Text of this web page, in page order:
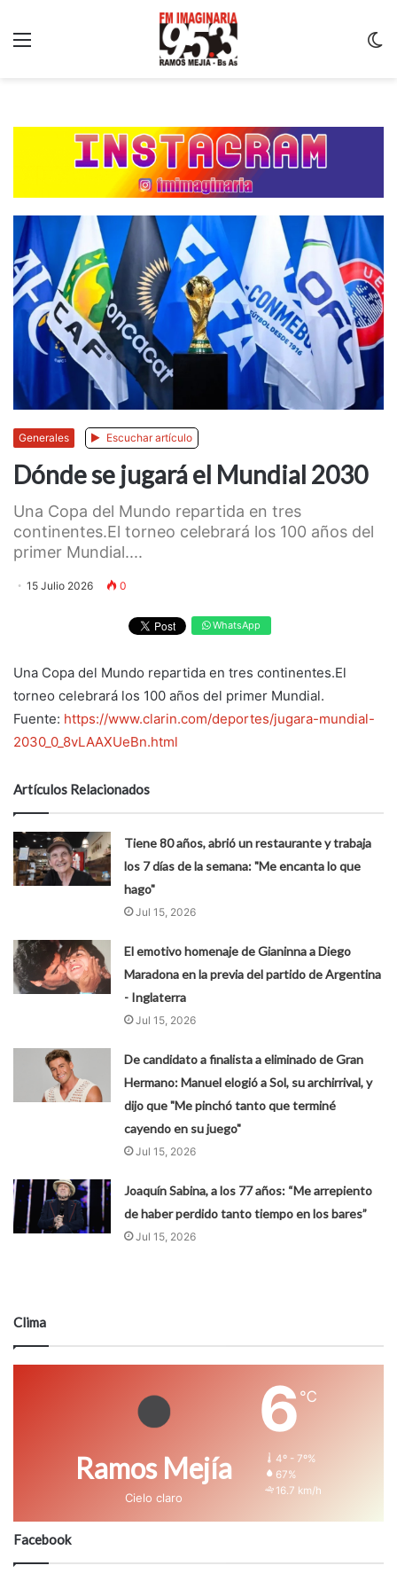
Generales Escuchar artículo
Dónde se jugará el Mundial 2030
Una Copa del Mundo repartida en tres
continentes.El torneo celebrará los 100 años del
primer Mundial....
15 Julio 2026 0
WhatsApp
Una Copa del Mundo repartida en tres continentes.El
torneo celebrará los 100 años del primer Mundial.
Fuente: https://www.clarin.com/deportes/jugara-mundial-
2030_0_8vLAAXUeBn.html
Artículos Relacionados
Tiene 80 años, abrió un restaurante y trabaja
los 7 días de la semana: "Me encanta lo que
hago"
Jul 15, 2026
El emotivo homenaje de Gianinna a Diego
Maradona en la previa del partido de Argentina
- Inglaterra
Jul 15, 2026
De candidato a finalista a eliminado de Gran
Hermano: Manuel elogió a Sol, su archirrival, y
dijo que "Me pinchó tanto que terminé
cayendo en su juego"
Jul 15, 2026
Joaquín Sabina, a los 77 años: “Me arrepiento
de haber perdido tanto tiempo en los bares”
Jul 15, 2026
Clima
Ramos Mejía
Cielo claro
6 ℃
4º - 7º%
67%
16.7 km/h
Facebook